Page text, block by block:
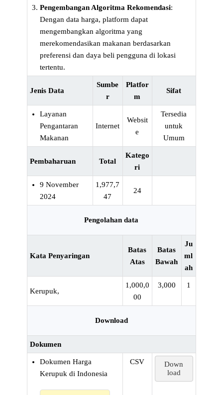
Pengembangan Algoritma Rekomendasi:
Dengan data harga, platform dapat
mengembangkan algoritma yang
merekomendasikan makanan berdasarkan
preferensi dan daya beli pengguna di lokasi
tertentu.
Jenis Data
Sumbe
r
Platfor
m
Sifat
Layanan
Pengantaran
Makanan
Internet
Websit
e
Tersedia
untuk
Umum
Pembaharuan Total
Katego
ri
9 November
2024
1,977,7
47
24
Pengolahan data
Kata Penyaringan
Batas
Atas
Batas
Bawah
Ju
ml
ah
Kerupuk,
1,000,0
00
3,000 1
Download
Dokumen
Dokumen Harga
Kerupuk di Indonesia
CSV
Down
load